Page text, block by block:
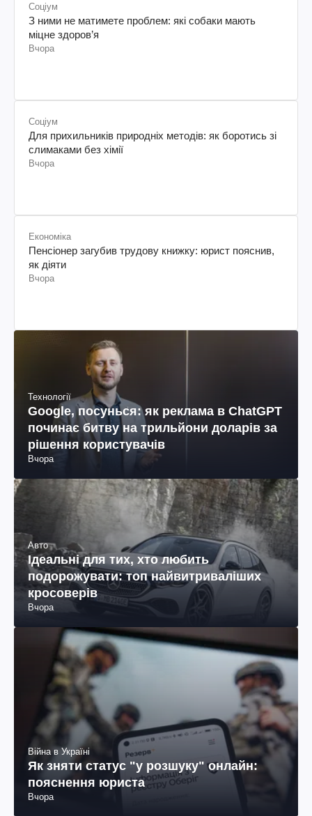
Соціум
З ними не матимете проблем: які собаки мають
міцне здоров’я
Вчора
Соціум
Для прихильників природніх методів: як боротись зі
слимаками без хімії
Вчора
Економіка
Пенсіонер загубив трудову книжку: юрист пояснив,
як діяти
Вчора
Технології
Google, посунься: як реклама в ChatGPT
починає битву на трильйони доларів за
рішення користувачів
Вчора
Авто
Ідеальні для тих, хто любить
подорожувати: топ найвитриваліших
кросоверів
Вчора
Війна в Україні
Як зняти статус "у розшуку" онлайн:
пояснення юриста
Вчора